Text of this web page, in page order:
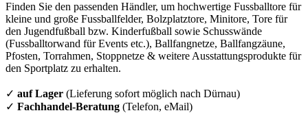
Finden Sie den passenden Händler, um hochwertige Fussballtore für
kleine und große Fussballfelder, Bolzplatztore, Minitore, Tore für
den Jugendfußball bzw. Kinderfußball sowie Schusswände
(Fussballtorwand für Events etc.), Ballfangnetze, Ballfangzäune,
Pfosten, Torrahmen, Stoppnetze & weitere Ausstattungsprodukte für
den Sportplatz zu erhalten.
✓ auf Lager (Lieferung sofort möglich nach Dürnau)
✓ Fachhandel-Beratung (Telefon, eMail)